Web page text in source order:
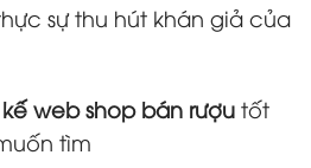
sự thu hút khán giả của
web shop bán rượu tốt
tìm